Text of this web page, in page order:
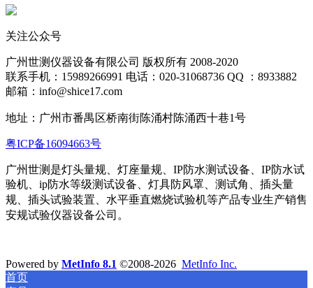
关注公众号
广州世测仪器设备有限公司 版权所有 2008-2020
联系手机：15989266991 电话：020-31068736 QQ ：8933882
邮箱：info@shice17.com
地址： 广州市番禺区桥南街陈涌村陈涌西十巷1号
粤ICP备16094663号
广州世测是灯头量规、灯座量规、IP防水测试设备、IP防水试
验机、ip防水等级测试设备、灯具防风罩、测试角、插头量
规、插头试验装置、水平垂直燃烧试验机等产品专业生产销售
安规试验仪器设备公司。
Powered by MetInfo 8.1 ©2008-2026 MetInfo Inc.
首页